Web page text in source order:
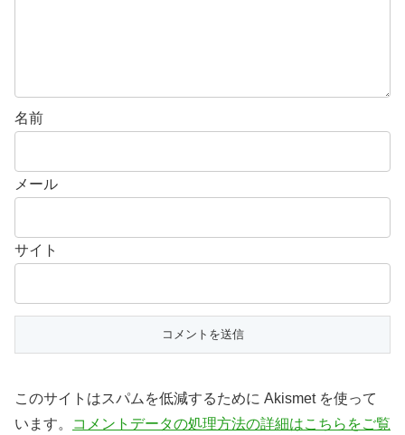
名前
メール
サイト
このサイトはスパムを低減するために Akismet を使って
います。
コメントデータの処理方法の詳細はこちらをご覧